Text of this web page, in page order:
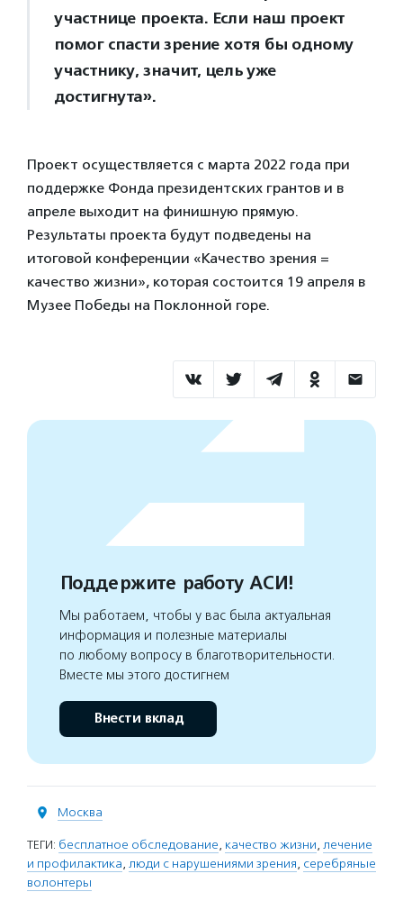
участнице проекта. Если наш проект
помог спасти зрение хотя бы одному
участнику, значит, цель уже
достигнута».
Проект осуществляется с марта 2022 года при
поддержке Фонда президентских грантов и в
апреле выходит на финишную прямую.
Результаты проекта будут подведены на
итоговой конференции «Качество зрения =
качество жизни», которая состоится 19 апреля в
Музее Победы на Поклонной горе.
Поддержите работу АСИ!
Мы работаем, чтобы у вас была актуальная
информация и полезные материалы
по любому вопросу в благотворительности.
Вместе мы этого достигнем
Внести вклад
Москва
ТЕГИ: бесплатное обследование, качество жизни, лечение
и профилактика, люди с нарушениями зрения, серебряные
волонтеры